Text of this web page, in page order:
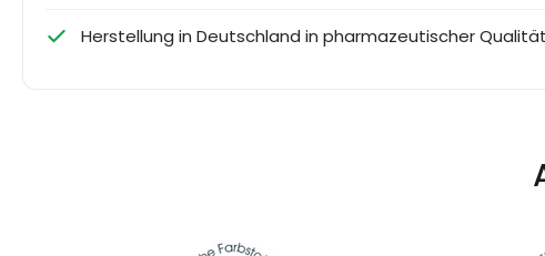
Herstellung in Deutschland in pharmazeutischer